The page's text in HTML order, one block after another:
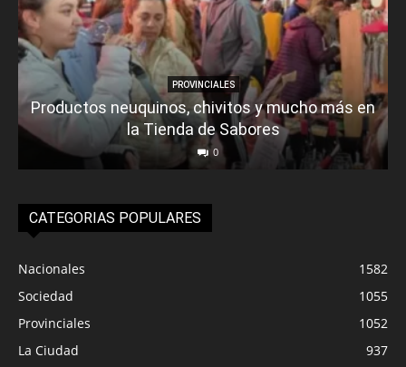
PROVINCIALES
Productos neuquinos, chivitos y mucho más en
la Tienda de Sabores
0
CATEGORIAS POPULARES
Nacionales
1582
Sociedad
1055
Provinciales
1052
La Ciudad
937